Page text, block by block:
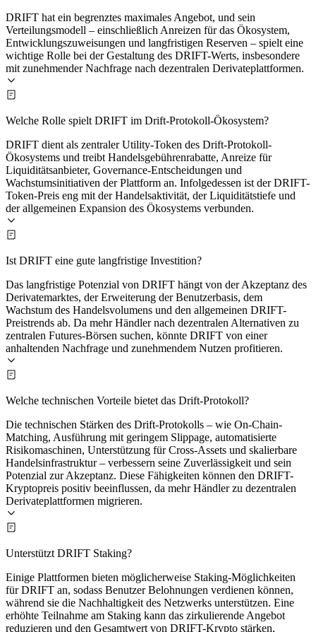
DRIFT hat ein begrenztes maximales Angebot, und sein
Verteilungsmodell – einschließlich Anreizen für das Ökosystem,
Entwicklungszuweisungen und langfristigen Reserven – spielt eine
wichtige Rolle bei der Gestaltung des DRIFT-Werts, insbesondere
mit zunehmender Nachfrage nach dezentralen Derivateplattformen.
Welche Rolle spielt DRIFT im Drift-Protokoll-Ökosystem?
DRIFT dient als zentraler Utility-Token des Drift-Protokoll-
Ökosystems und treibt Handelsgebührenrabatte, Anreize für
Liquiditätsanbieter, Governance-Entscheidungen und
Wachstumsinitiativen der Plattform an. Infolgedessen ist der DRIFT-
Token-Preis eng mit der Handelsaktivität, der Liquiditätstiefe und
der allgemeinen Expansion des Ökosystems verbunden.
Ist DRIFT eine gute langfristige Investition?
Das langfristige Potenzial von DRIFT hängt von der Akzeptanz des
Derivatemarktes, der Erweiterung der Benutzerbasis, dem
Wachstum des Handelsvolumens und den allgemeinen DRIFT-
Preistrends ab. Da mehr Händler nach dezentralen Alternativen zu
zentralen Futures-Börsen suchen, könnte DRIFT von einer
anhaltenden Nachfrage und zunehmendem Nutzen profitieren.
Welche technischen Vorteile bietet das Drift-Protokoll?
Die technischen Stärken des Drift-Protokolls – wie On-Chain-
Matching, Ausführung mit geringem Slippage, automatisierte
Risikomaschinen, Unterstützung für Cross-Assets und skalierbare
Handelsinfrastruktur – verbessern seine Zuverlässigkeit und sein
Potenzial zur Akzeptanz. Diese Fähigkeiten können den DRIFT-
Kryptopreis positiv beeinflussen, da mehr Händler zu dezentralen
Derivateplattformen migrieren.
Unterstützt DRIFT Staking?
Einige Plattformen bieten möglicherweise Staking-Möglichkeiten
für DRIFT an, sodass Benutzer Belohnungen verdienen können,
während sie die Nachhaltigkeit des Netzwerks unterstützen. Eine
erhöhte Teilnahme am Staking kann das zirkulierende Angebot
reduzieren und den Gesamtwert von DRIFT-Krypto stärken,